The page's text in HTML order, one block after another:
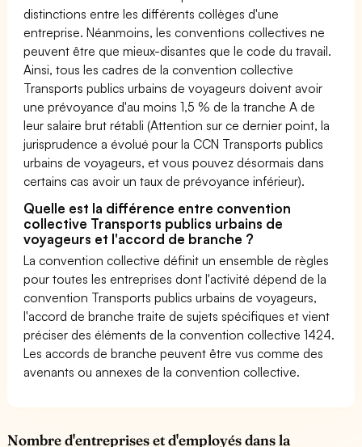
distinctions entre les différents collèges d'une
entreprise. Néanmoins, les conventions collectives ne
peuvent être que mieux-disantes que le code du travail.
Ainsi, tous les cadres de la convention collective
Transports publics urbains de voyageurs doivent avoir
une prévoyance d'au moins 1,5 % de la tranche A de
leur salaire brut rétabli (Attention sur ce dernier point, la
jurisprudence a évolué pour la CCN Transports publics
urbains de voyageurs, et vous pouvez désormais dans
certains cas avoir un taux de prévoyance inférieur).
Quelle est la différence entre convention
collective Transports publics urbains de
voyageurs et l'accord de branche ?
La convention collective définit un ensemble de règles
pour toutes les entreprises dont l'activité dépend de la
convention Transports publics urbains de voyageurs,
l'accord de branche traite de sujets spécifiques et vient
préciser des éléments de la convention collective 1424.
Les accords de branche peuvent être vus comme des
avenants ou annexes de la convention collective.
Nombre d'entreprises et d'employés dans la